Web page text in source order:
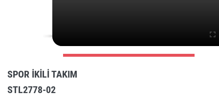
SPOR IKILI TAKIM
STL2778-02